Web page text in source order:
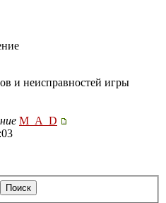
и неисправностей игры
M_A_D